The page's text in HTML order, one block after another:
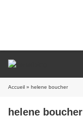
Accueil » helene boucher
helene boucher